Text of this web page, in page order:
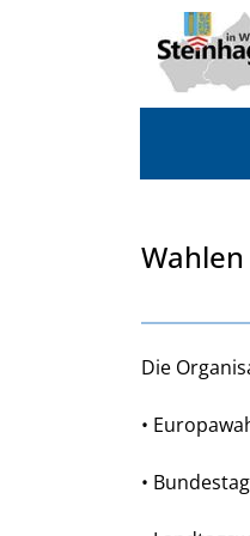
Zum Hauptinhalt springen
Wahlen
Die
•
•